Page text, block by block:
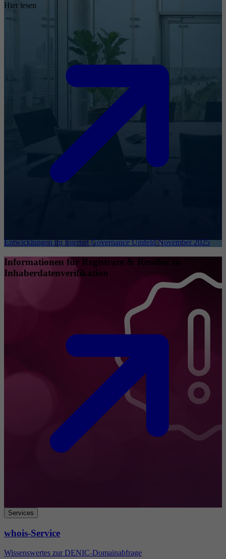
Hier lesen
Entwicklungen im Internet Governance Umfeld November 2025
Informationen für Registrare & Reseller zu
Inhaberdatenverifikation
Services
whois-Service
Wissenswertes zur DENIC-Domainabfrage